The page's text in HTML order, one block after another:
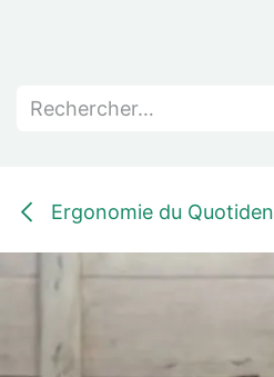
Ergonomie du Quotiden